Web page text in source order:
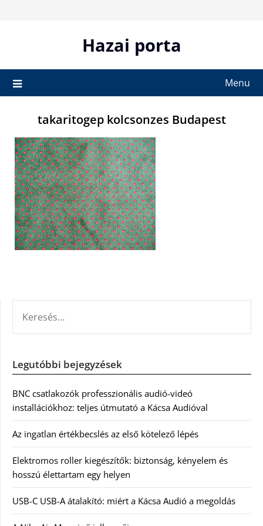
Hazai porta
Menu
takaritogep kolcsonzes Budapest
Legutóbbi bejegyzések
BNC csatlakozók professzionális audió-videó
installációkhoz: teljes útmutató a Kácsa Audióval
Az ingatlan értékbecslés az első kötelező lépés
Elektromos roller kiegészítők: biztonság, kényelem és
hosszú élettartam egy helyen
USB-C USB-A átalakító: miért a Kácsa Audió a megoldás